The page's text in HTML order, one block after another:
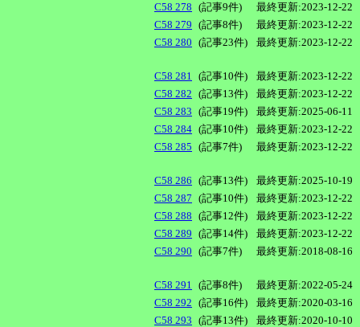
C58 278 (記事9件)
最終更新:2023-12-22
C58 279 (記事8件)
最終更新:2023-12-22
C58 280 (記事23件) 最終更新:2023-12-22
C58 281 (記事10件)
最終更新:2023-12-22
C58 282 (記事13件)
最終更新:2023-12-22
C58 283 (記事19件)
最終更新:2025-06-11
C58 284 (記事10件)
最終更新:2023-12-22
C58 285 (記事7件) 最終更新:2023-12-22
C58 286 (記事13件)
最終更新:2025-10-19
C58 287 (記事10件)
最終更新:2023-12-22
C58 288 (記事12件)
最終更新:2023-12-22
C58 289 (記事14件)
最終更新:2023-12-22
C58 290 (記事7件) 最終更新:2018-08-16
C58 291 (記事8件)
最終更新:2022-05-24
C58 292 (記事16件)
最終更新:2020-03-16
C58 293 (記事13件)
最終更新:2020-10-10